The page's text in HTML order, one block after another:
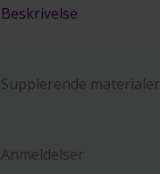
Beskrivelse
Supplerende materialer
Anmeldelser